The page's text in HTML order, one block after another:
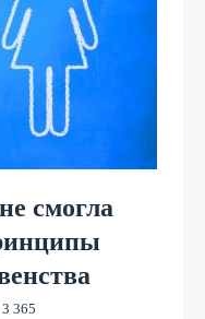
смогла
3 365